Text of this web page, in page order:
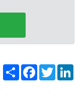
Share Facebook
Twitter